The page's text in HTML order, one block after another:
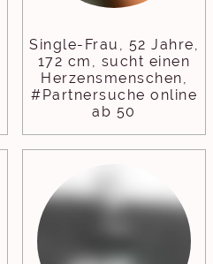
Single-Frau, 52 Jahre,
172 cm, sucht einen
Herzensmenschen,
#Partnersuche online
ab 50